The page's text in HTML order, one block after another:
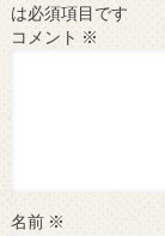
は必須項目です
コメント ※
名前 ※